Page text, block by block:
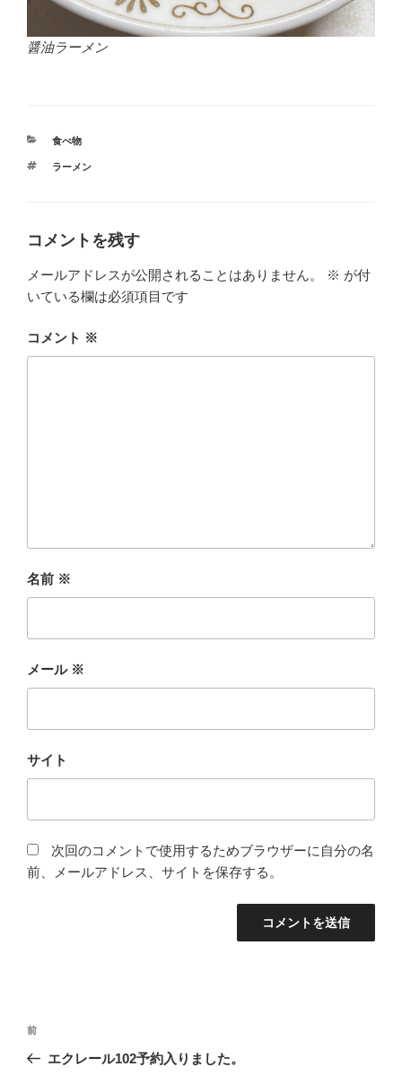
醤油ラーメン
カ
ゴ
食べ物
タ
ラーメン
コメントを残す
メールアドレスが公開されることはありません。 ※ が付
いている欄は必須項目です
コメント ※
名前 ※
メール ※
サイト
次回のコメントで使用するためブラウザーに自分の名
前、メールアドレス、サイトを保存する。
投
ナ
前
の
前
エクレール102予約入りました。